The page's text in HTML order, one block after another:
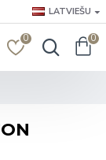
LATVIEŠU
0 0